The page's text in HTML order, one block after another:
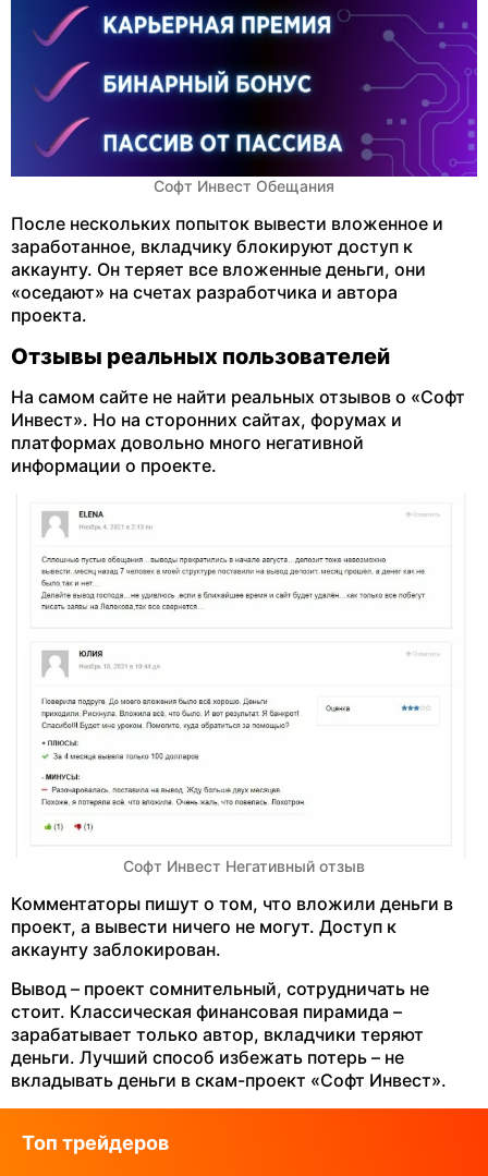
Софт Инвест Обещания
После нескольких попыток вывести вложенное и
заработанное, вкладчику блокируют доступ к
аккаунту. Он теряет все вложенные деньги, они
«оседают» на счетах разработчика и автора
проекта.
Отзывы реальных пользователей
На самом сайте не найти реальных отзывов о «Софт
Инвест». Но на сторонних сайтах, форумах и
платформах довольно много негативной
информации о проекте.
Софт Инвест Негативный отзыв
Комментаторы пишут о том, что вложили деньги в
проект, а вывести ничего не могут. Доступ к
аккаунту заблокирован.
Вывод – проект сомнительный, сотрудничать не
стоит. Классическая финансовая пирамида –
зарабатывает только автор, вкладчики теряют
деньги. Лучший способ избежать потерь – не
вкладывать деньги в скам-проект «Софт Инвест».
Топ трейдеров